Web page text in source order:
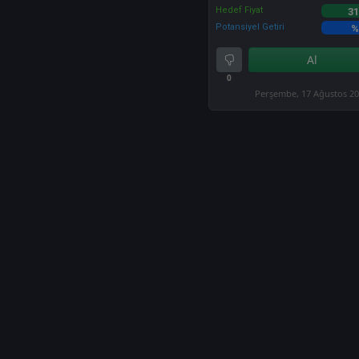
Hedef Fiyat
Potansiyel Getiri
0
Al
Perşembe, 17 Ağustos